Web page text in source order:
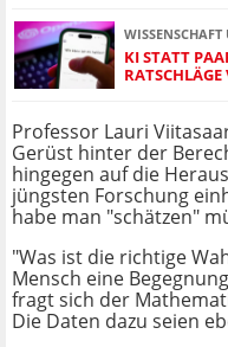
KI STATT
Professor Lauri
Gerüst hinter der
hingegen auf die
jüngsten Forschung
habe man "schätzen"
"Was ist die richtige
Mensch eine
fragt sich der
Die Daten dazu seien